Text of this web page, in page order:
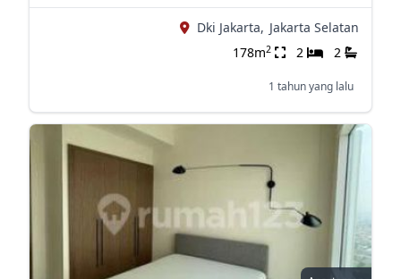
Dki Jakarta, Jakarta Selatan
178m2 2 2
1 tahun yang lalu